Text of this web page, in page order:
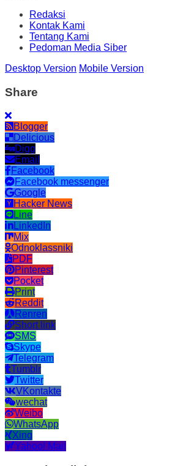
Redaksi
Kontak Kami
Tentang Kami
Pedoman Media Siber
Desktop Version Mobile Version
Share
Blogger
Delicious
Digg
Email
Facebook
Facebook messenger
Google
Hacker News
Line
LinkedIn
Mix
Odnoklassniki
PDF
Pinterest
Pocket
Print
Reddit
Renren
Short link
SMS
Skype
Telegram
Tumblr
Twitter
VKontakte
wechat
Weibo
WhatsApp
Xing
Yahoo! Mail